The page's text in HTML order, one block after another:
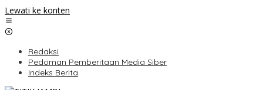
Lewati ke konten
Redaksi
Pedoman Pemberitaan Media Siber
Indeks Berita